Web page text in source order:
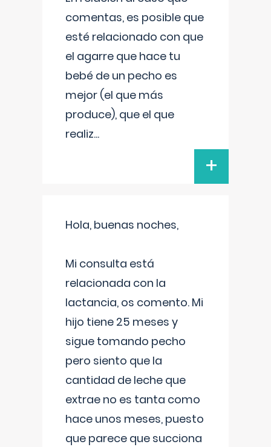
comentas, es posible que
esté relacionado con que
el agarre que hace tu
bebé de un pecho es
mejor (el que más
produce), que el que
realiz...
+
Hola, buenas noches,
Mi consulta está
relacionada con la
lactancia, os comento. Mi
hijo tiene 25 meses y
sigue tomando pecho
pero siento que la
cantidad de leche que
extrae no es tanta como
hace unos meses, puesto
que parece que succiona